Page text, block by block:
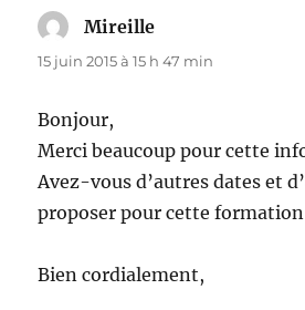
Mireille
15 juin 2015 à 15 h 47 min
Bonjour,
Merci beaucoup pour cette
Avez-vous d’autres dates et
proposer pour cette formation
Bien cordialement,